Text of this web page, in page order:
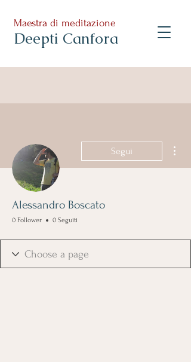
Maestra di meditazione
Deepti Canfora
Segui
Alessandro Boscato
0 Follower 0 Seguiti